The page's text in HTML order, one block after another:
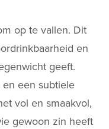
op te vallen. Dit
en
geeft.
een subtiele
vol en smaakvol,
gewoon zin heeft